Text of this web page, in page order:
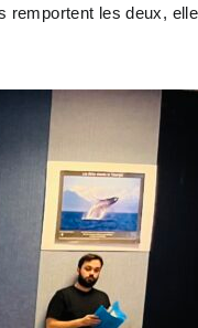
remportent les deux,